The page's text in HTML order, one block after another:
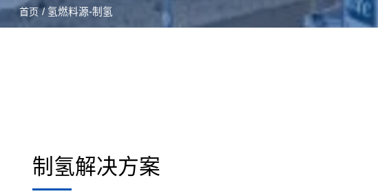
首页 / 氢燃料源-制氢
制氢解决方案